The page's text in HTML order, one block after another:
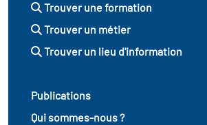
Trouver une formation
Trouver un métier
Trouver un lieu d'information
Publications
Qui sommes-nous ?